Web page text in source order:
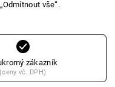
na nízkou teplotu
vše“.
zákazník
(ceny vč. DPH)